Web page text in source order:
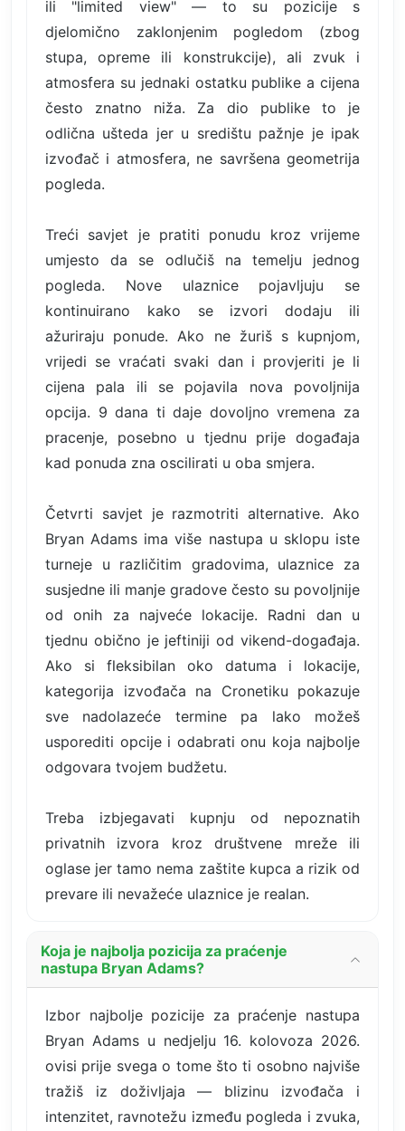
ili "limited view" — to su pozicije s
djelomično zaklonjenim pogledom (zbog
stupa, opreme ili konstrukcije), ali zvuk i
atmosfera su jednaki ostatku publike a cijena
često znatno niža. Za dio publike to je
odlična ušteda jer u središtu pažnje je ipak
izvođač i atmosfera, ne savršena geometrija
pogleda.
Treći savjet je pratiti ponudu kroz vrijeme
umjesto da se odlučiš na temelju jednog
pogleda. Nove ulaznice pojavljuju se
kontinuirano kako se izvori dodaju ili
ažuriraju ponude. Ako ne žuriš s kupnjom,
vrijedi se vraćati svaki dan i provjeriti je li
cijena pala ili se pojavila nova povoljnija
opcija. 9 dana ti daje dovoljno vremena za
pracenje, posebno u tjednu prije događaja
kad ponuda zna oscilirati u oba smjera.
Četvrti savjet je razmotriti alternative. Ako
Bryan Adams ima više nastupa u sklopu iste
turneje u različitim gradovima, ulaznice za
susjedne ili manje gradove često su povoljnije
od onih za najveće lokacije. Radni dan u
tjednu obično je jeftiniji od vikend-događaja.
Ako si fleksibilan oko datuma i lokacije,
kategorija izvođača na Cronetiku pokazuje
sve nadolazeće termine pa lako možeš
usporediti opcije i odabrati onu koja najbolje
odgovara tvojem budžetu.
Treba izbjegavati kupnju od nepoznatih
privatnih izvora kroz društvene mreže ili
oglase jer tamo nema zaštite kupca a rizik od
prevare ili nevažeće ulaznice je realan.
Koja je najbolja pozicija za praćenje
nastupa Bryan Adams?
Izbor najbolje pozicije za praćenje nastupa
Bryan Adams u nedjelju 16. kolovoza 2026.
ovisi prije svega o tome što ti osobno najviše
tražiš iz doživljaja — blizinu izvođača i
intenzitet, ravnotežu između pogleda i zvuka,